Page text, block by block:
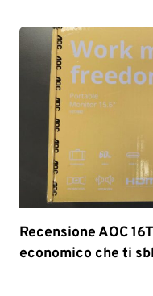
Recensione AOC
economico che ti